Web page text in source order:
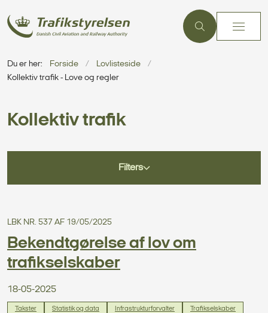
Du er her: Forside
Lovlisteside
Kollektiv trafik - Love og regler
Kollektiv trafik
Filters
LBK NR. 537 AF 19/05/2025
Bekendtgørelse af lov om
trafikselskaber
18-05-2025
Takster Statistik og data Infrastrukturforvalter Trafikselskaber